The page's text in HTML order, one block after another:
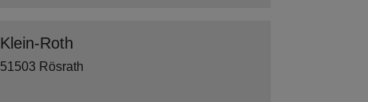
Klein-Roth
51503 Rösrath